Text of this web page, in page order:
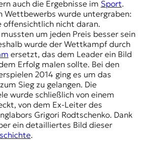
auch die Ergebnisse im Sport.
Wettbewerbs wurde untergraben:
offensichtlich nicht daran.
um jeden Preis besser sein
wurde der Wettkampf durch
ersetzt, das dem Leader ein Bild
Erfolg malen sollte. Bei den
2014 ging es um das
Sieg zu gelangen. Die
wurde schließlich von einem
von dem Ex-Leiter des
Grigori Rodtschenko. Dank
ein detailliertes Bild dieser
.